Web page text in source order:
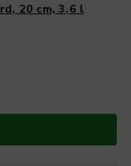
20 cm, 3,6 l